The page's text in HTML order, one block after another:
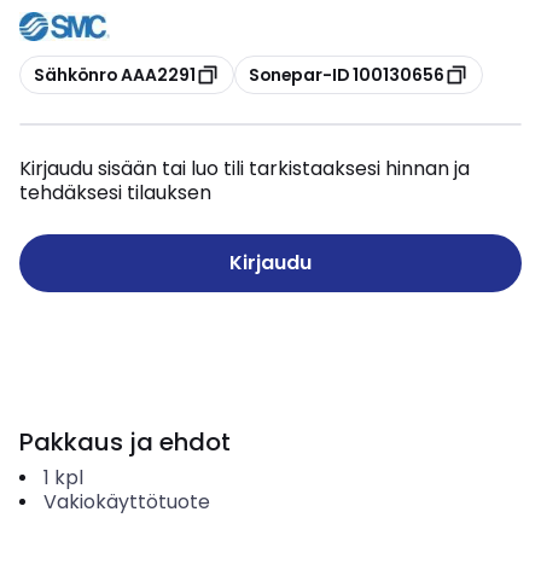
Kopioi
Sähkönro AAA2291 Kopioi
Sonepar-ID 100130656
Kirjaudu sisään tai luo tili tarkistaaksesi hinnan ja
tehdäksesi tilauksen
Kirjaudu
Pakkaus ja ehdot
1 kpl
Vakiokäyttötuote